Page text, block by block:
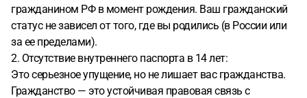
гражданином РФ в момент рождения. Ваш гражданский
статус не зависел от того, где вы родились (в России или
за ее пределами).
2. Отсутствие внутреннего паспорта в 14 лет:
Это серьезное упущение, но не лишает вас гражданства.
Гражданство — это устойчивая правовая связь с